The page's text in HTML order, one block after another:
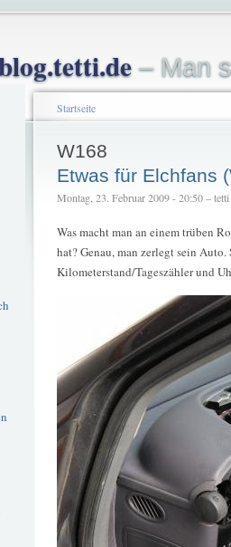
– Man
Startseite
W168
Etwas für Elchfans
Montag, 23. Februar 2009 - 20:50 – tetti
Was macht man an einem trüben
hat? Genau, man zerlegt sein
Kilometerstand/Tageszähler und